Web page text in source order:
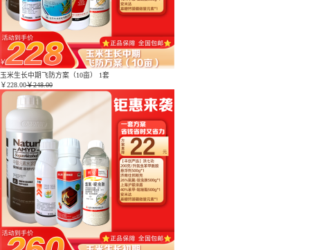
玉米生长中期飞防方案（10亩） 1套
￥228.00￥248.00